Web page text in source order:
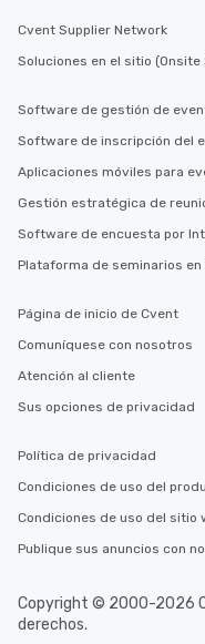
Cvent Supplier Network
Soluciones en el sitio (Onsite
Software de gestión de
Software de inscripción del
Aplicaciones móviles para
Gestión estratégica de
Software de encuesta por
Plataforma de seminarios en
Página de inicio de Cvent
Comuníquese con nosotros
Atención al cliente
Sus opciones de privacidad
Política de privacidad
Condiciones de uso del
Condiciones de uso del sitio
Publique sus anuncios con
Copyright © 2000-2026
derechos.